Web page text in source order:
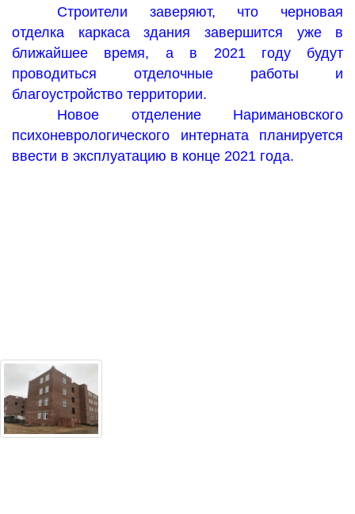
Строители заверяют, что черновая
отделка каркаса здания завершится уже в
ближайшее время, а в 2021 году будут
проводиться отделочные работы и
благоустройство территории.
Новое отделение Наримановского
психоневрологического интерната планируется
ввести в эксплуатацию в конце 2021 года.